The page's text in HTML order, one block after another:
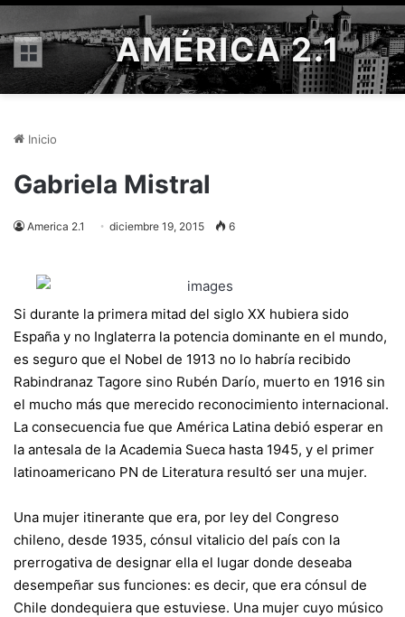
Menú AMÉRICA 2.1
Inicio
Gabriela Mistral
America 2.1 diciembre 19, 2015 6
Si durante la primera mitad del siglo XX hubiera sido
España y no Inglaterra la potencia dominante en el mundo,
es seguro que el Nobel de 1913 no lo habría recibido
Rabindranaz Tagore sino Rubén Darío, muerto en 1916 sin
el mucho más que merecido reconocimiento internacional.
La consecuencia fue que América Latina debió esperar en
la antesala de la Academia Sueca hasta 1945, y el primer
latinoamericano PN de Literatura resultó ser una mujer.
Una mujer itinerante que era, por ley del Congreso
chileno, desde 1935, cónsul vitalicio del país con la
prerrogativa de designar ella el lugar donde deseaba
desempeñar sus funciones: es decir, que era cónsul de
Chile dondequiera que estuviese. Una mujer cuyo músico